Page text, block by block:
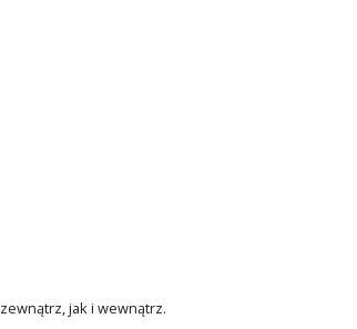
jak i wewnątrz.